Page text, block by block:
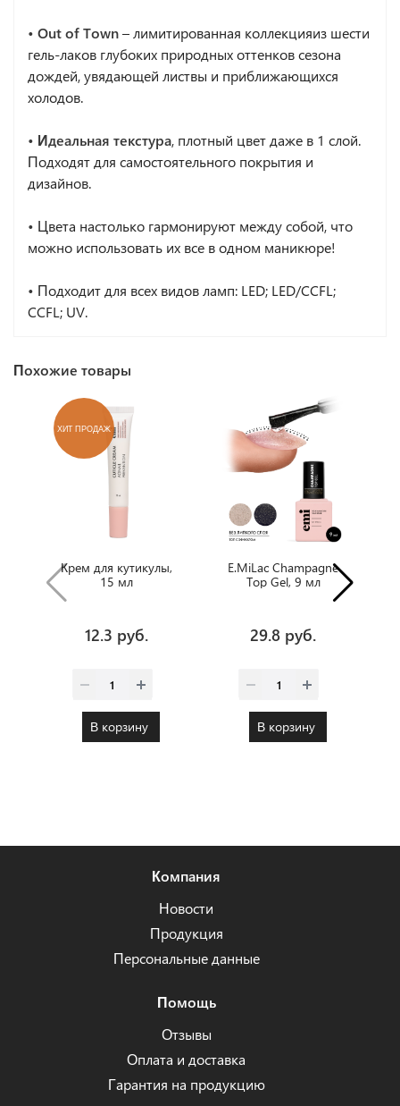
• Out of Town– лимитированная коллекцияиз шести
гель-лаков глубоких природных оттенков сезона
дождей, увядающей листвы и приближающихся
холодов.
• Идеальная текстура, плотный цвет даже в 1 слой.
Подходят для самостоятельного покрытия и
дизайнов.
• Цвета настолько гармонируют между собой, что
можно использовать их все в одном маникюре!
• Подходит для всех видов ламп: LED; LED/CCFL;
CCFL; UV.
Похожие товары
ХИТ ПРОДАЖ
Крем для кутикулы,
15 мл
12.3 руб.
В корзину
E.MiLac Champagne
Top Gel, 9 мл
29.8 руб.
В корзину
Компания
Новости
Продукция
Персональные данные
Помощь
Отзывы
Оплата и доставка
Гарантия на продукцию